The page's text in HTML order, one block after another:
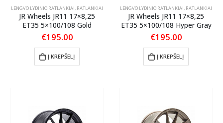
LENGVO LYDINIO RATLANKIAI, RATLANKIAI
JR Wheels JR11 17×8,25
ET35 5×100/108 Gold
€195.00
Į KREPŠELĮ
LENGVO LYDINIO RATLANKIAI, RATLANKIAI
JR Wheels JR11 17×8,25
ET35 5×100/108 Hyper Gray
€195.00
Į KREPŠELĮ